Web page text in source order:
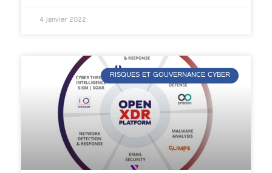
4 janvier 2022
RISQUES ET GOUVERNANCE CYBER